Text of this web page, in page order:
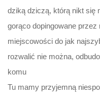
dziką dziczą, którą nikt się
gorąco dopingowane przez
miejscowości do jak
rozwalić nie można,
komu
Tu mamy przyjemną